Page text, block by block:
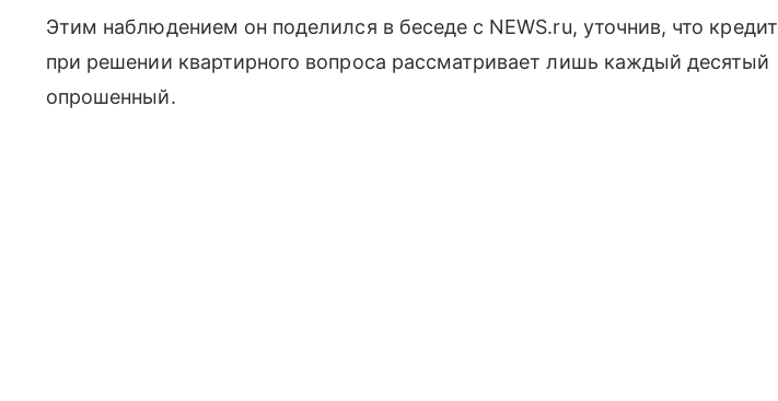
Этим наблюдением он поделился в беседе с NEWS.ru, уточнив, что кредит
при решении квартирного вопроса рассматривает лишь каждый десятый
опрошенный.